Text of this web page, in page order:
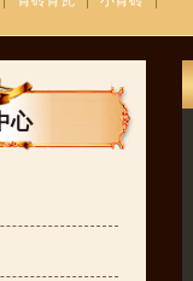
心